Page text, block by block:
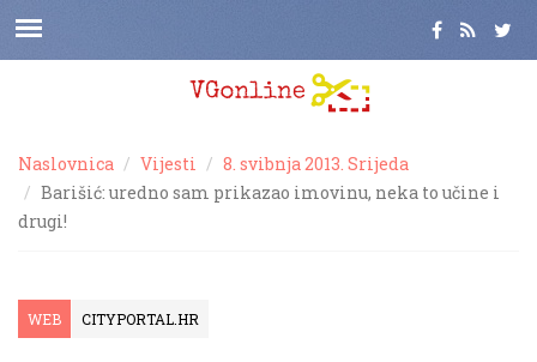
Naslovnica Vijesti
8. svibnja 2013. Srijeda
Barišić: uredno sam prikazao imovinu, neka to učine i
drugi!
WEB CITYPORTAL.HR